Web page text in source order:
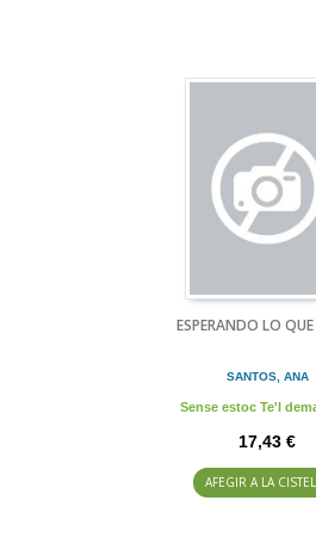
ESPERANDO LO
SANTOS, ANA
Sense estoc Te'l
17,43 €
AFEGIR A LA